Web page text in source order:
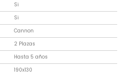
Si
Si
Cannon
2 Plazas
Hasta 5 años
190x130